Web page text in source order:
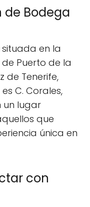
de Bodega
en la
Puerto de la
de Tenerife,
C. Corales,
un lugar
que
única en
con